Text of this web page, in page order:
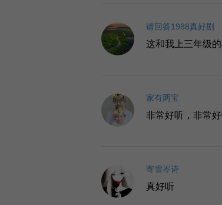
请回答1988真好剧
这和我上三年级
家有两宝
非常好听，非常
寄雪岑诗
真好听